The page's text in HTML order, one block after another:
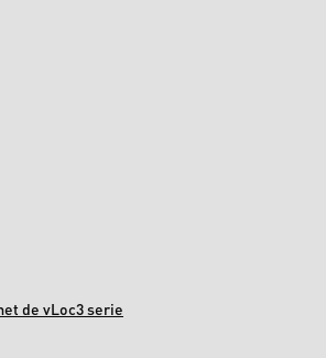
de vLoc3 serie